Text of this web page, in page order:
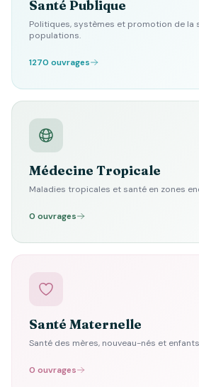
Santé Publique
Politiques, systèmes et promotion de la
populations.
1270 ouvrages
Médecine Tropicale
Maladies tropicales et santé en zones
0 ouvrages
Santé Maternelle
Santé des mères, nouveau-nés et
0 ouvrages